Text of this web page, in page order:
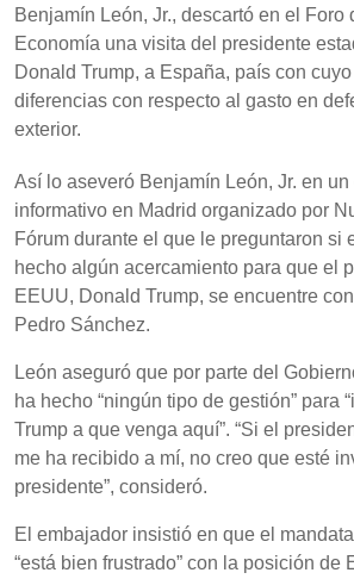
Benjamín León, Jr., descartó en el Foro
Economía una visita del presidente
Donald Trump, a España, país con
diferencias con respecto al gasto en
exterior.
Así lo aseveró Benjamín León, Jr. en
informativo en Madrid organizado por
Fórum durante el que le preguntaron si
hecho algún acercamiento para que el
EEUU, Donald Trump, se encuentre
Pedro Sánchez.
León aseguró que por parte del
ha hecho “ningún tipo de gestión” para
Trump a que venga aquí”. “Si el
me ha recibido a mí, no creo que esté
presidente”, consideró.
El embajador insistió en que el
“está bien frustrado” con la posición de